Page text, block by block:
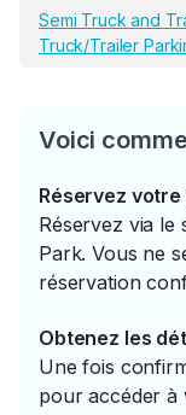
Semi Truck and
Truck/Trailer
Voici
Réservez votre
Réservez via le
Park. Vous ne
réservation
Obtenez les
Une fois
pour accéder à